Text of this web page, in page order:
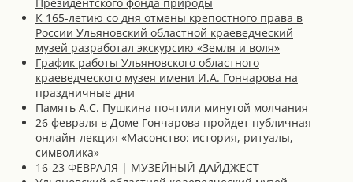
К 165-летию со дня отмены крепостного права в
России Ульяновский областной краеведческий
музей разработал экскурсию «Земля и воля»
График работы Ульяновского областного
краеведческого музея имени И.А. Гончарова на
праздничные дни
Память А.С. Пушкина почтили минутой молчания
26 февраля в Доме Гончарова пройдет публичная
онлайн-лекция «Масонство: история, ритуалы,
символика»
16-23 ФЕВРАЛЯ | МУЗЕЙНЫЙ ДАЙДЖЕСТ